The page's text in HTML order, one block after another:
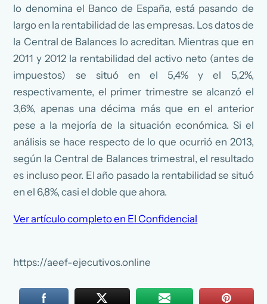
lo denomina el Banco de España, está pasando de
largo en la rentabilidad de las empresas. Los datos de
la Central de Balances lo acreditan. Mientras que en
2011 y 2012 la rentabilidad del activo neto (antes de
impuestos) se situó en el 5,4% y el 5,2%,
respectivamente, el primer trimestre se alcanzó el
3,6%, apenas una décima más que en el anterior
pese a la mejoría de la situación económica. Si el
análisis se hace respecto de lo que ocurrió en 2013,
según la Central de Balances trimestral, el resultado
es incluso peor. El año pasado la rentabilidad se situó
en el 6,8%, casi el doble que ahora.
Ver artículo completo en El Confidencial
https://aeef-ejecutivos.online